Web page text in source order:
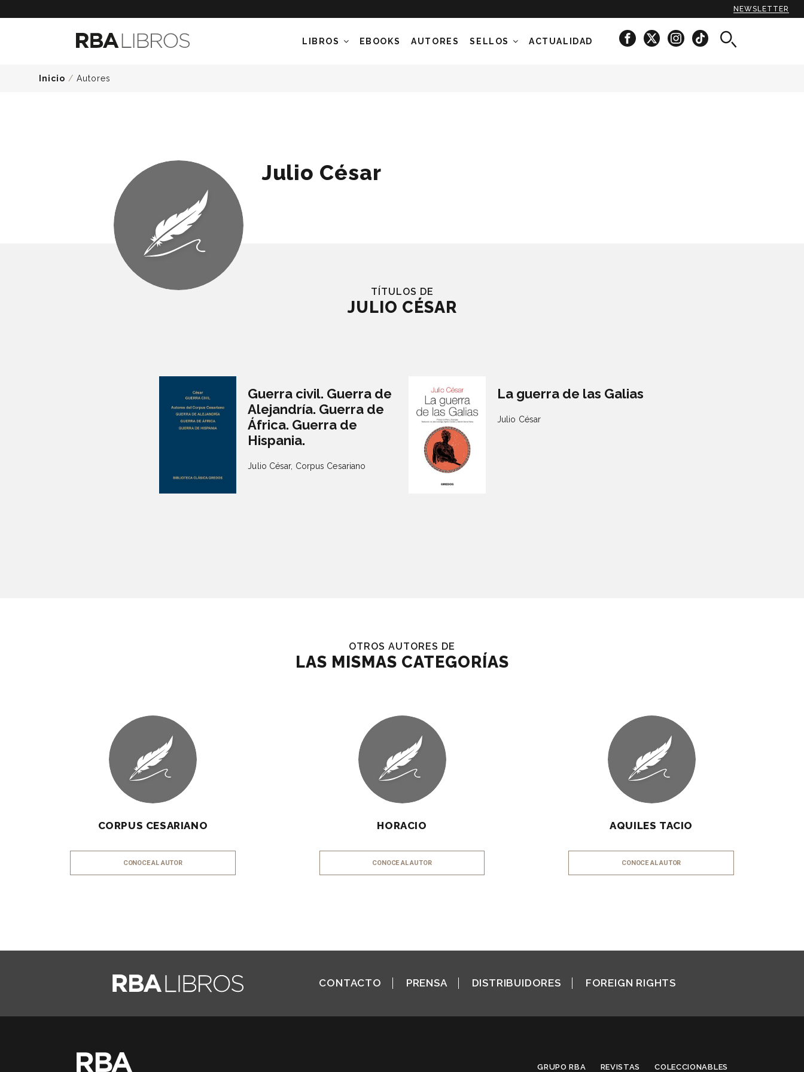
NEWSLETTER
LIBROS EBOOKS AUTORES SELLOS ACTUALIDAD
Inicio / Autores
Julio César
TÍTULOS DE
JULIO CÉSAR
Guerra civil. Guerra de
Alejandría. Guerra de
África. Guerra de
Hispania.
Julio César, Corpus Cesariano
La guerra de las Galias
Julio César
OTROS AUTORES DE
LAS MISMAS CATEGORÍAS
CORPUS CESARIANO
CONOCE AL AUTOR
HORACIO
CONOCE AL AUTOR
AQUILES TACIO
CONOCE AL AUTOR
CONTACTO PRENSA DISTRIBUIDORES FOREIGN RIGHTS
GRUPO RBA REVISTAS COLECCIONABLES